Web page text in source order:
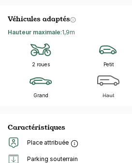
Véhicules adaptés
Hauteur maximale:1,9m
2 roues Petit
Grand Haut
Caractéristiques
Place attribuée
Parking souterrain